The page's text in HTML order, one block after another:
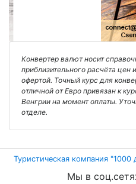
Конвертер валют носит
приблизительного расчёта цен
офертой. Точный курс для
отличной от Евро привязан к
Венгрии на момент оплаты.
отделе.
Туристическая компания "1000
Мы в